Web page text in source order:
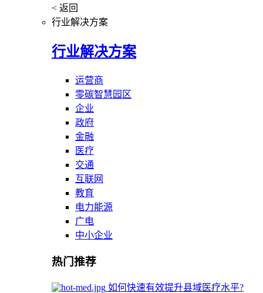
< 返回
行业解决方案
行业解决方案
运营商
零碳智慧园区
企业
政府
金融
医疗
交通
互联网
教育
电力能源
广电
中小企业
热门推荐
如何快速有效提升县域医疗水平?